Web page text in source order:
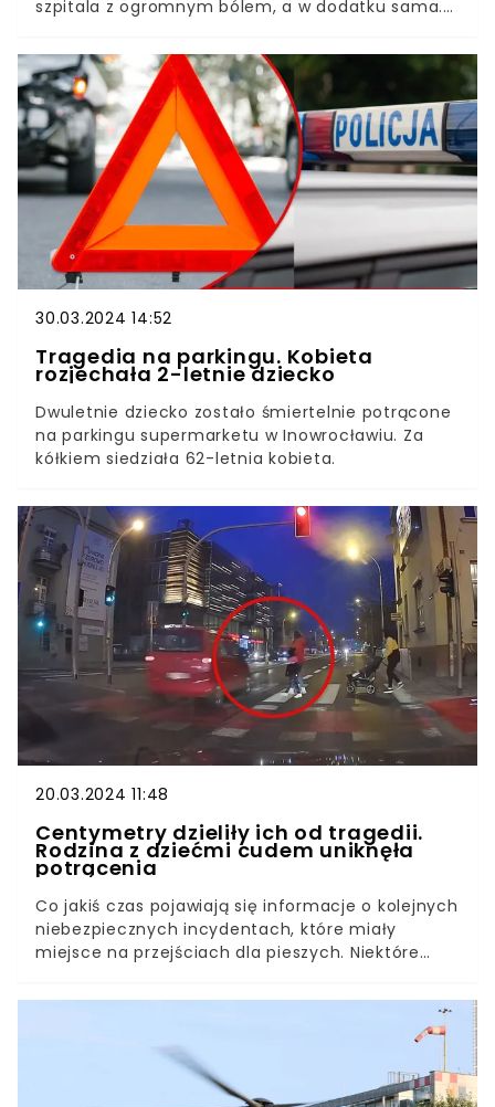
szpitala z ogromnym bólem, a w dodatku sama.
zadzwonił. Jego obrażenia nie były tak poważne, a
mimo to porzucił żonę w trudnym momencie. Co
się stało?Na Tajlandii rozpoczęła się właśnie pora
monsunowa, a to wiąże się z bardzo dynamiczną
pogodą i silnymi opadami deszczu. Nagłe
oberwanie chmury zaskoczyło Clarków na drodze.
Zostali mocno poturbowani, a w dodatku doszło
między nimi do nieporozumienia.
30.03.2024 14:52
Tragedia na parkingu. Kobieta
rozjechała 2-letnie dziecko
Dwuletnie dziecko zostało śmiertelnie potrącone
na parkingu supermarketu w Inowrocławiu. Za
kółkiem siedziała 62-letnia kobieta.
20.03.2024 11:48
Centymetry dzieliły ich od tragedii.
Rodzina z dziećmi cudem uniknęła
potrącenia
Co jakiś czas pojawiają się informacje o kolejnych
niebezpiecznych incydentach, które miały
miejsce na przejściach dla pieszych. Niektóre
jeśli mogą ucierpieć dzieci.W Rzeszowie
wydarzyła się właśnie taka sytuacja. Rozpędzony
kierowca o mało co nie wjechał w kobietę
prowadzącą dziecko za rękę. Wszystko nagrały
kamerki innego samochodu.